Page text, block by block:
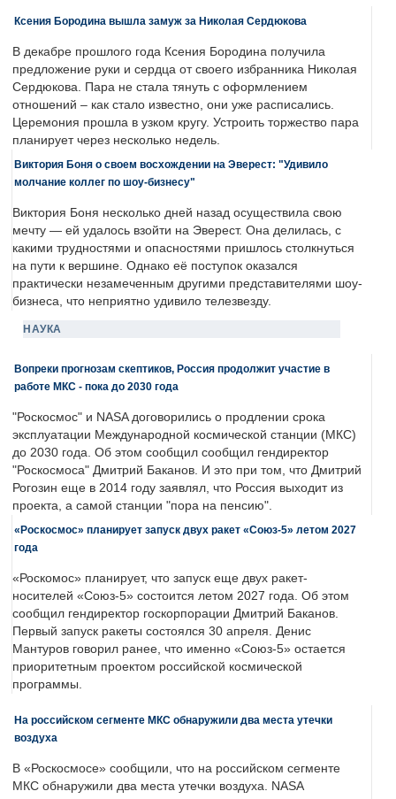
Ксения Бородина вышла замуж за Николая Сердюкова
В декабре прошлого года Ксения Бородина получила
предложение руки и сердца от своего избранника Николая
Сердюкова. Пара не стала тянуть с оформлением
отношений – как стало известно, они уже расписались.
Церемония прошла в узком кругу. Устроить торжество пара
планирует через несколько недель.
Виктория Боня о своем восхождении на Эверест: "Удивило
молчание коллег по шоу-бизнесу"
Виктория Боня несколько дней назад осуществила свою
мечту — ей удалось взойти на Эверест. Она делилась, с
какими трудностями и опасностями пришлось столкнуться
на пути к вершине. Однако её поступок оказался
практически незамеченным другими представителями шоу-
бизнеса, что неприятно удивило телезвезду.
НАУКА
Вопреки прогнозам скептиков, Россия продолжит участие в
работе МКС - пока до 2030 года
"Роскосмос" и NASA договорились о продлении срока
эксплуатации Международной космической станции (МКС)
до 2030 года. Об этом сообщил сообщил гендиректор
"Роскосмоса" Дмитрий Баканов. И это при том, что Дмитрий
Рогозин еще в 2014 году заявлял, что Россия выходит из
проекта, а самой станции "пора на пенсию".
«Роскосмос» планирует запуск двух ракет «Союз-5» летом 2027
года
«Роскомос» планирует, что запуск еще двух ракет-
носителей «Союз-5» состоится летом 2027 года. Об этом
сообщил гендиректор госкорпорации Дмитрий Баканов.
Первый запуск ракеты состоялся 30 апреля. Денис
Мантуров говорил ранее, что именно «Союз-5» остается
приоритетным проектом российской космической
программы.
На российском сегменте МКС обнаружили два места утечки
воздуха
В «Роскосмосе» сообщили, что на российском сегменте
МКС обнаружили два места утечки воздуха. NASA